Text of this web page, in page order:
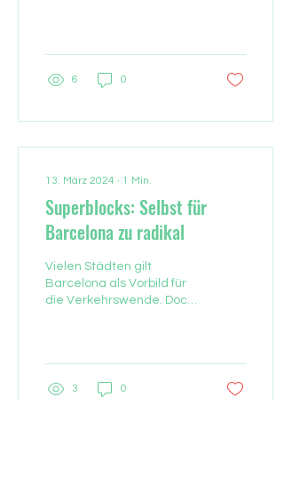
rückgebaut werden....
6 0
13. März 2024 ∙ 1 Min.
Superblocks: Selbst für
Barcelona zu radikal
Vielen Städten gilt
Barcelona als Vorbild für
die Verkehrswende. Doch
rückgebaut werden....
3 0